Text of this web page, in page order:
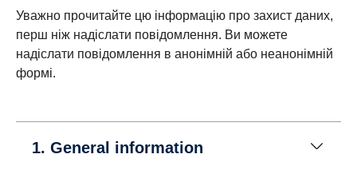
Уважно прочитайте цю інформацію про захист даних,
перш ніж надіслати повідомлення. Ви можете
надіслати повідомлення в анонімній або неанонімній
формі.
1. General information